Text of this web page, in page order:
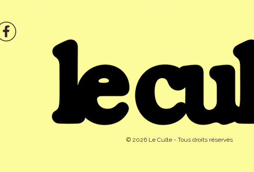
© 2026 Le Culte - Tous droits réservés